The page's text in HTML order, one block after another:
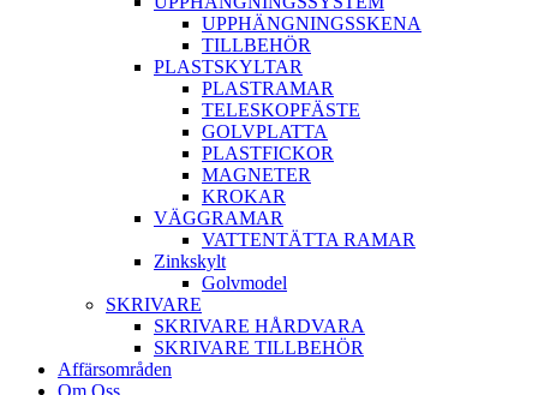
UPPHÄNGNINGSSKENA
TILLBEHÖR
PLASTSKYLTAR
PLASTRAMAR
TELESKOPFÄSTE
GOLVPLATTA
PLASTFICKOR
MAGNETER
KROKAR
VÄGGRAMAR
VATTENTÄTTA RAMAR
Zinkskylt
Golvmodel
SKRIVARE
SKRIVARE HÅRDVARA
SKRIVARE TILLBEHÖR
Affärsområden
Om Oss